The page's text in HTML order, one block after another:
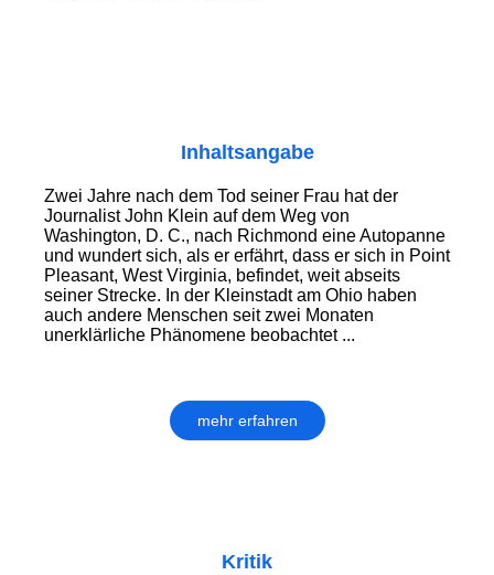
Inhaltsangabe
Zwei Jahre nach dem Tod seiner Frau hat der
Journalist John Klein auf dem Weg von
Washington, D. C., nach Richmond eine Autopanne
und wundert sich, als er erfährt, dass er sich in Point
Pleasant, West Virginia, befindet, weit abseits
seiner Strecke. In der Kleinstadt am Ohio haben
auch andere Menschen seit zwei Monaten
unerklärliche Phänomene beobachtet ...
mehr erfahren
Kritik